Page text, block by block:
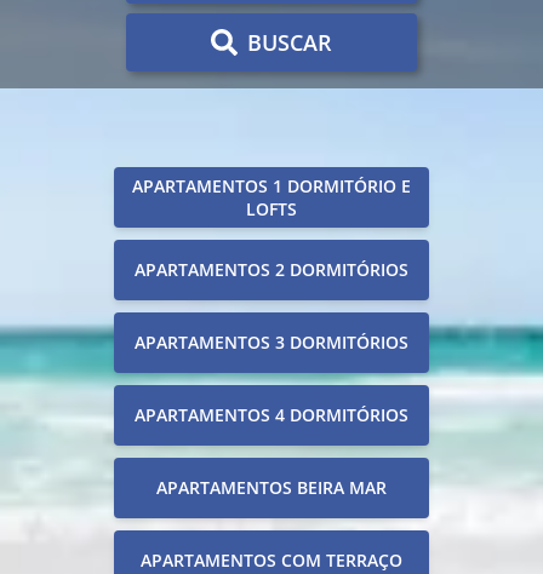
BUSCAR
APARTAMENTOS 1 DORMITÓRIO E
LOFTS
APARTAMENTOS 2 DORMITÓRIOS
APARTAMENTOS 3 DORMITÓRIOS
APARTAMENTOS 4 DORMITÓRIOS
APARTAMENTOS BEIRA MAR
APARTAMENTOS COM TERRAÇO